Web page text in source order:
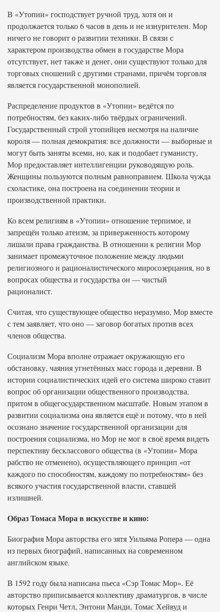
В «Утопии» господствует ручной труд, хотя он и
продолжается только 6 часов в день и не изнурителен. Мор
ничего не говорит о развитии техники. В связи с
характером производства обмен в государстве Мора
отсутствует, нет также и денег, они существуют только для
торговых сношений с другими странами, причём торговля
является государственной монополией.
Распределение продуктов в «Утопии» ведётся по
потребностям, без каких-либо твёрдых ограничений.
Государственный строй утопийцев несмотря на наличие
короля — полная демократия: все должности — выборные и
могут быть заняты всеми, но, как и подобает гуманисту,
Мор предоставляет интеллигенции руководящую роль.
Женщины пользуются полным равноправием. Школа чужда
схоластике, она построена на соединении теории и
производственной практики.
Ко всем религиям в «Утопии» отношение терпимое, и
запрещён только атеизм, за приверженность которому
лишали права гражданства. В отношении к религии Мор
занимает промежуточное положение между людьми
религиозного и рационалистического миросозерцания, но в
вопросах общества и государства он — чистый
рационалист.
Считая, что существующее общество неразумно, Мор вместе
с тем заявляет, что оно — заговор богатых против всех
членов общества.
Социализм Мора вполне отражает окружающую его
обстановку, чаяния угнетённых масс города и деревни. В
истории социалистических идей его система широко ставит
вопрос об организации общественного производства,
притом в общегосударственном масштабе. Новым этапом в
развитии социализма она является ещё и потому, что в ней
осознано значение государственной организации для
построения социализма, но Мор не мог в своё время видеть
перспективу бесклассового общества (в «Утопии» Мора
рабство не отменено), осуществляющего принцип «от
каждого по способностям, каждому по потребностям» без
всякого участия государственной власти, ставшей
излишней.
Образ Томаса Мора в искусстве и кино:
Биография Мора авторства его зятя Уильяма Ропера — одна
из первых биографий, написанных на современном
английском языке.
В 1592 году была написана пьеса «Сэр Томас Мор». Её
авторство приписывается коллективу драматургов, в числе
которых Генри Четл, Энтони Манди, Томас Хейвуд и